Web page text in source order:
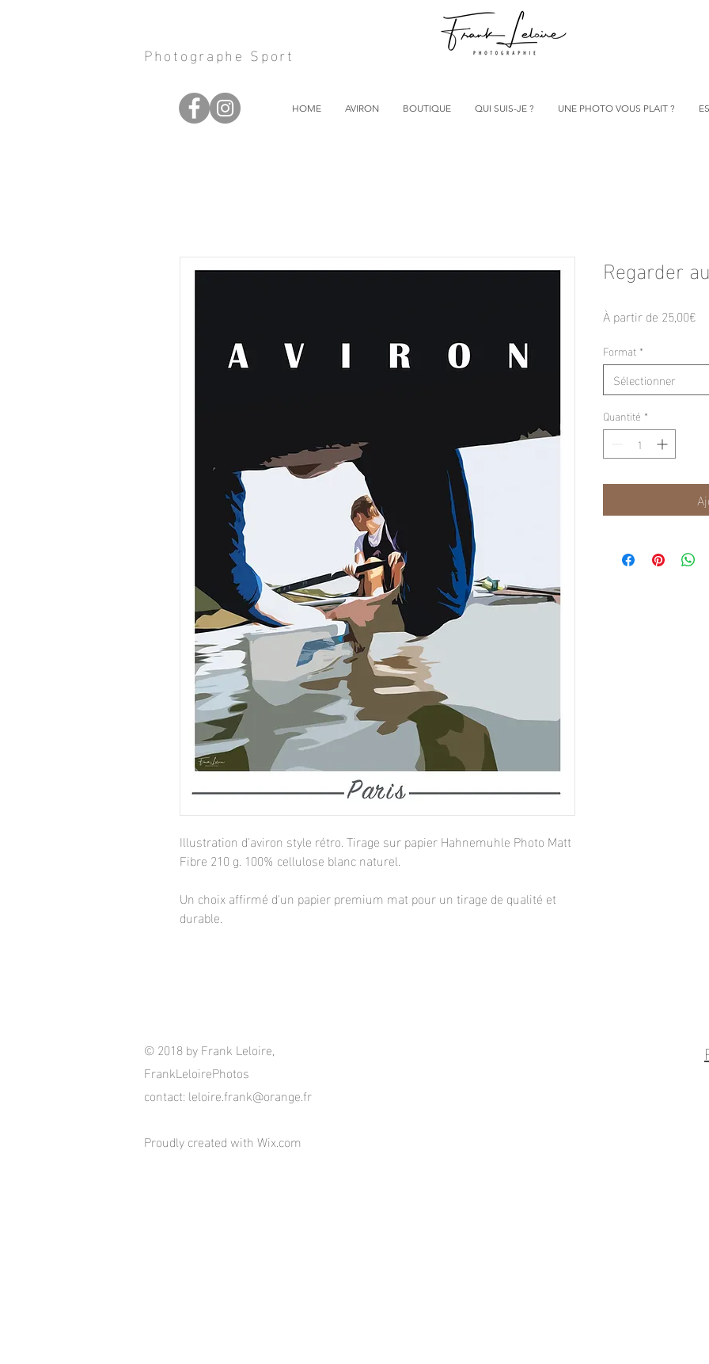
Photographe Sport
HOME AVIRON BOUTIQUE QUI SUIS-JE ? UNE PHOTO VOUS PLAIT ?
Illustration d'aviron style rétro. Tirage sur papier Hahnemuhle Photo Matt
Fibre 210 g. 100% cellulose blanc naturel.
Un choix affirmé d'un papier premium mat pour un tirage de qualité et
durable.
Regarder
À partir de 25,00€Prix
Format *
Sélectionner
Quantité *
© 2018 by Frank Leloire,
FrankLeloirePhotos
contact: leloire.frank@orange.fr
Proudly created with Wix.com